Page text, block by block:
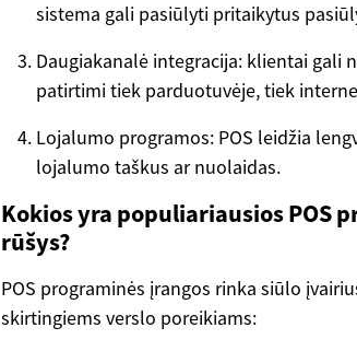
sistema gali pasiūlyti pritaikytus
Daugiakanalė integracija: klientai gali
patirtimi tiek parduotuvėje, tiek
Lojalumo programos: POS leidžia
lojalumo taškus ar nuolaidas.
Kokios yra populiariausios POS
rūšys?
POS programinės įrangos rinka siūlo
skirtingiems verslo poreikiams: